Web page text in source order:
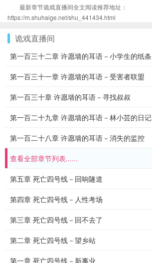
最新章节诡戏直播间全文阅读推荐地址：
https://m.shuhaige.net/shu_441434.html
诡戏直播间
第一百三十二章 许愿墙的耳语－小学生的纸条
第一百三十一章 许愿墙的耳语－受害者联盟
第一百三十章 许愿墙的耳语－寻找叔叔
第一百二十九章 许愿墙的耳语－林小芸的日记
第一百二十八章 许愿墙的耳语－消失的监控
查看全部章节列表......
第五章 死亡四号线－回响隧道
第四章 死亡四号线－人性考场
第三章 死亡四号线－回不去了
第二章 死亡四号线－望乡站
第一章 死亡四号线－新事业